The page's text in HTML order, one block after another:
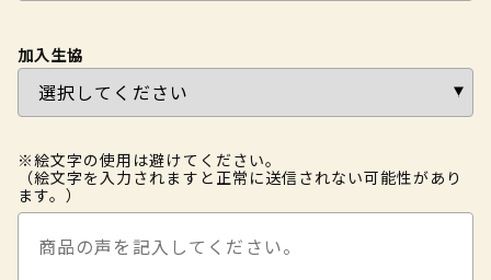
加入生協
※絵文字の使用は避けてください。
（絵文字を入力されますと正常に送信されない可能性があり
ます。）